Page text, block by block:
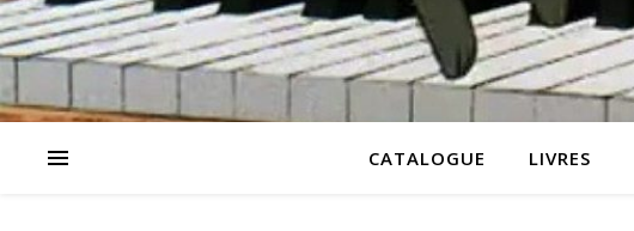
CATALOGUE LIVRES